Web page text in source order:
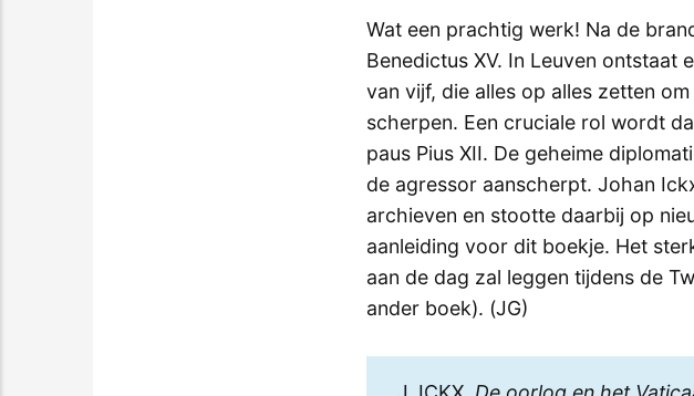
Wat een prachtig werk! Na de
Benedictus XV. In Leuven ontstaat
van vijf, die alles op alles zetten
scherpen. Een cruciale rol wordt
paus Pius XII. De geheime
de agressor aanscherpt. Johan
archieven en stootte daarbij op
aanleiding voor dit boekje. Het
aan de dag zal leggen tijdens de
ander boek). (JG)